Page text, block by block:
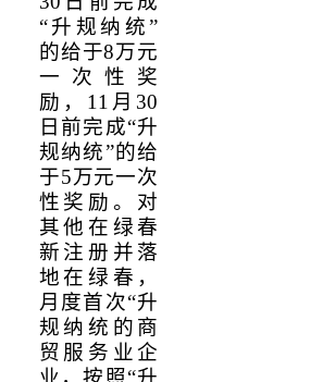
“升规纳统”
的给于8万元
一次性奖
励， 11 月 30
日前完成“升
规纳统”的给
于5万元一次
性奖励。对
其他在绿春
新注册并落
地在绿春，
月度首次“升
规纳统的商
贸服务业企
业，按照“升